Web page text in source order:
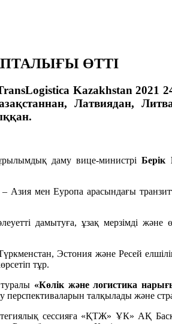
ӨТТІ
Kazakhstan 2021
Латвиядан,
даму вице-министріБерік
Азия мен Еуропа арасындағы
дамытуға, ұзақ мерзімді және
Эстония және Ресей
тұр.
«Көлік және логистика
талқылады және
сессияға «ҚТЖ» ҰК» АҚ